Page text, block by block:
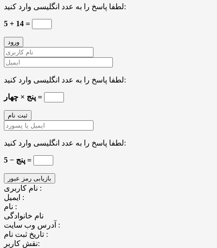
لطفا پاسخ را به عدد انگلیسی وارد کنید:
5 + 14 =
لطفا پاسخ را به عدد انگلیسی وارد کنید:
پنج × چهار =
لطفا پاسخ را به عدد انگلیسی وارد کنید:
پنج − 5 =
نام کاربری :
ایمیل :
نام :
نام خانوادگی
آدرس وب سایت :
تاریخ ثبت نام :
نقش کاربر: